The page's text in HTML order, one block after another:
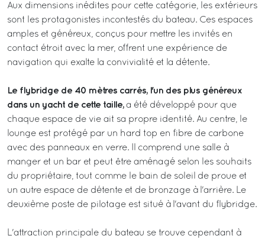
Aux dimensions inédites pour cette catégorie, les extérieurs
sont les protagonistes incontestés du bateau. Ces espaces
amples et généreux, conçus pour mettre les invités en
contact étroit avec la mer, offrent une expérience de
navigation qui exalte la convivialité et la détente.
Le flybridge de 40 mètres carrés, l'un des plus généreux
dans un yacht de cette taille,a été développé pour que
chaque espace de vie ait sa propre identité. Au centre, le
lounge est protégé par un hard top en fibre de carbone
avec des panneaux en verre. Il comprend une salle à
manger et un bar et peut être aménagé selon les souhaits
du propriétaire, tout comme le bain de soleil de proue et
un autre espace de détente et de bronzage à l'arrière. Le
deuxième poste de pilotage est situé à l'avant du flybridge.
L'attraction principale du bateau se trouve cependant à